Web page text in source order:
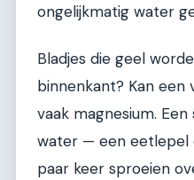
ongelijkmatig water
Bladjes die geel
binnenkant? Kan een
vaak magnesium.
water — een
paar keer sproeien